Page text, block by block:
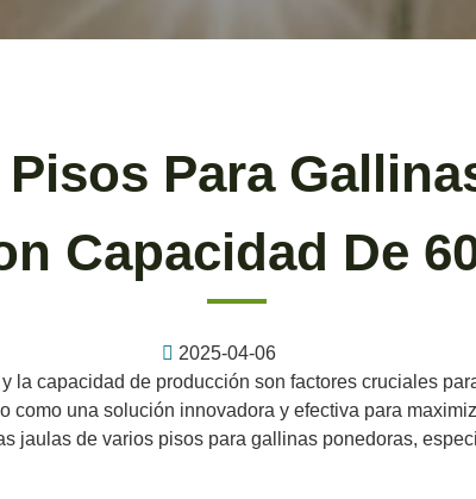
Para
Capacidad De
2025-04-06
la capacidad de producción son factores cruciales
como una solución innovadora y efectiva para
jaulas de varios pisos para gallinas ponedoras,